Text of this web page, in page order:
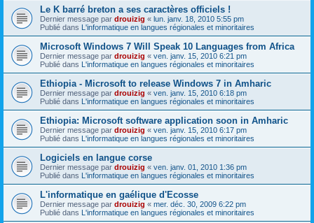
Le K barré breton a ses caractères officiels !
Dernier message par drouizig « lun. janv. 18, 2010 5:55 pm
Publié dans L'informatique en langues régionales et minoritaires
Microsoft Windows 7 Will Speak 10 Languages from Africa
Dernier message par drouizig « ven. janv. 15, 2010 6:21 pm
Publié dans L'informatique en langues régionales et minoritaires
Ethiopia - Microsoft to release Windows 7 in Amharic
Dernier message par drouizig « ven. janv. 15, 2010 6:18 pm
Publié dans L'informatique en langues régionales et minoritaires
Ethiopia: Microsoft software application soon in Amharic
Dernier message par drouizig « ven. janv. 15, 2010 6:17 pm
Publié dans L'informatique en langues régionales et minoritaires
Logiciels en langue corse
Dernier message par drouizig « ven. janv. 01, 2010 1:36 pm
Publié dans L'informatique en langues régionales et minoritaires
L'informatique en gaélique d'Ecosse
Dernier message par drouizig « mer. déc. 30, 2009 6:22 pm
Publié dans L'informatique en langues régionales et minoritaires